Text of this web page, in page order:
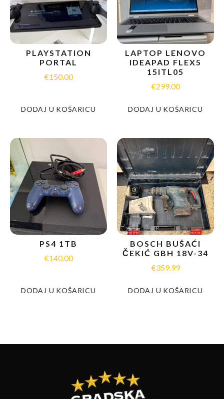
PLAYSTATION
PORTAL
€150.00
DODAJ U KOŠARICU
LAPTOP LENOVO
IDEAPAD FLEX5
15ITL05
€299.00
DODAJ U KOŠARICU
PS4 1TB
€140.00
DODAJ U KOŠARICU
BOSCH BUŠAĆI
ČEKIĆ GBH 18V-34
€359.99
DODAJ U KOŠARICU